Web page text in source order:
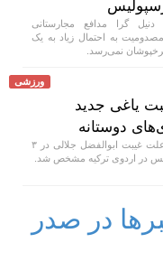
دنیل گرا مدافع مجارستانی
به احتمال زیاد به یک
ورزشی
یاغی جدید
دوستانه
علت غیبت ابوالفضل جلالی در ۳
در اردوی ترکیه مشخص شد.
در صدر